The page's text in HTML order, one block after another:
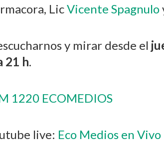
LicVicente Spagnulo
y mirar desde el
21 h.
1220 ECOMEDIOS
live: Eco Medios en Vivo